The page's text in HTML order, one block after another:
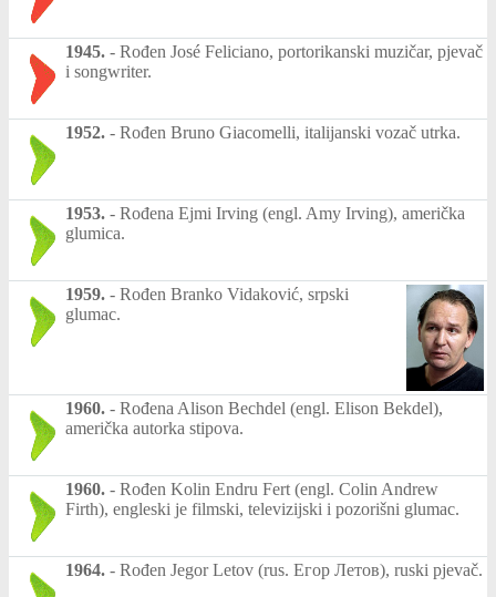
1945. - Rođen José Feliciano, portorikanski muzičar, pjevač
i songwriter.
1952. - Rođen Bruno Giacomelli, italijanski vozač utrka.
1953. - Rođena Ejmi Irving (engl. Amy Irving), američka
glumica.
1959. - Rođen Branko Vidaković, srpski
glumac.
1960. - Rođena Alison Bechdel (engl. Elison Bekdel),
američka autorka stipova.
1960. - Rođen Kolin Endru Fert (engl. Colin Andrew
Firth), engleski je filmski, televizijski i pozorišni glumac.
1964. - Rođen Jegor Letov (rus. Егор Летов), ruski pjevač.